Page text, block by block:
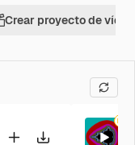
Crear proyecto de vídeo